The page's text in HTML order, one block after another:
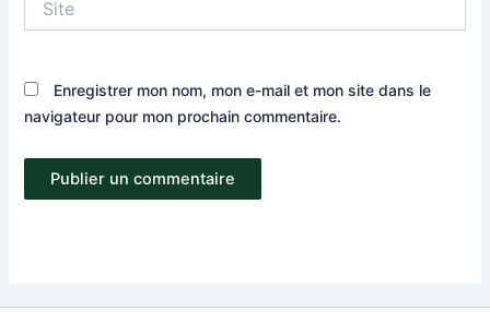
Enregistrer mon nom, mon e-mail et mon site dans le
navigateur pour mon prochain commentaire.